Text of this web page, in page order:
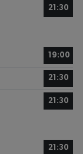
21:30
19:00
21:30
21:30
21:30